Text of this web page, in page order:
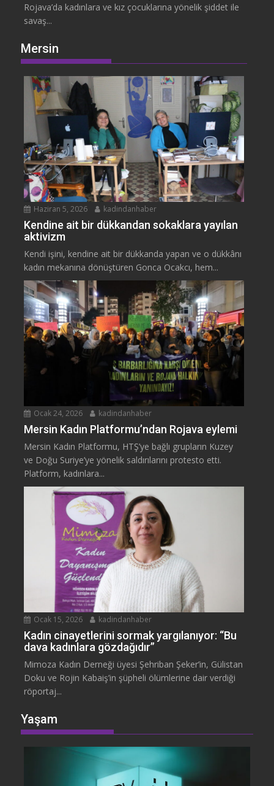
Rojava’da kadınlara ve kız çocuklarına yönelik şiddet ile
savaş...
Mersin
Haziran 5, 2026 kadindanhaber
Kendine ait bir dükkandan sokaklara yayılan
aktivizm
Kendi işini, kendine ait bir dükkanda yapan ve o dükkânı
kadın mekanına dönüştüren Gonca Ocakcı, hem...
Ocak 24, 2026 kadindanhaber
Mersin Kadın Platformu’ndan Rojava eylemi
Mersin Kadın Platformu, HTŞ’ye bağlı grupların Kuzey
ve Doğu Suriye’ye yönelik saldırılarını protesto etti.
Platform, kadınlara...
Ocak 15, 2026 kadindanhaber
Kadın cinayetlerini sormak yargılanıyor: “Bu
dava kadınlara gözdağıdır”
Mimoza Kadın Derneği üyesi Şehriban Şeker’in, Gülistan
Doku ve Rojin Kabaiş’in şüpheli ölümlerine dair verdiği
röportaj...
Yaşam